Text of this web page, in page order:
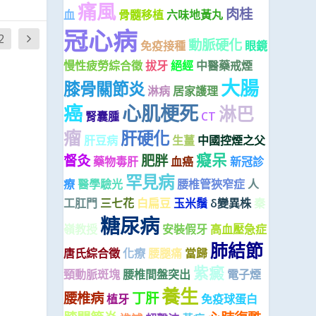
血 痛風 骨髓移植 六味地黃丸 肉桂
冠心病免疫接種動脈硬化 眼鏡
慢性疲勞綜合徵拔牙絕經 中醫藥戒煙
膝骨關節炎淋病 居家護理 大腸
癌 腎囊腫 心肌梗死 CT 淋巴
瘤 肝豆病 肝硬化 生薑 中國控煙之父
督灸 藥物毒肝 肥胖血癌癡呆 新冠診
療醫學驗光 罕見病 腰椎管狹窄症人
工肛門 三七花 白扁豆玉米鬚 δ變異株 秦
嶺教授糖尿病 安裝假牙 高血壓急症
唐氏綜合徵化療 腰腿痛 當歸 肺結節
頸動脈斑塊 腰椎間盤突出 紫癜 電子煙
腰椎病植牙 丁肝養生免疫球蛋白